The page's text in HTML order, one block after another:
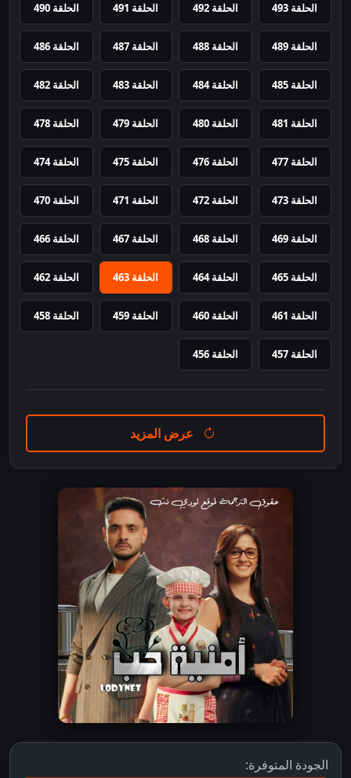
الحلقة 493 الحلقة 492 الحلقة 491 الحلقة 490
الحلقة 489 الحلقة 488 الحلقة 487 الحلقة 486
الحلقة 485 الحلقة 484 الحلقة 483 الحلقة 482
الحلقة 481 الحلقة 480 الحلقة 479 الحلقة 478
الحلقة 477 الحلقة 476 الحلقة 475 الحلقة 474
الحلقة 473 الحلقة 472 الحلقة 471 الحلقة 470
الحلقة 469 الحلقة 468 الحلقة 467 الحلقة 466
الحلقة 465 الحلقة 464 الحلقة 463 الحلقة 462
الحلقة 461 الحلقة 460 الحلقة 459 الحلقة 458
الحلقة 457 الحلقة 456
عرض المزيد
الجودة المتوفرة: